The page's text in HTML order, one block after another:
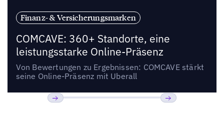
Finanz- & Versicherungsmarken
COMCAVE: 360+ Standorte, eine
leistungsstarke Online-Präsenz
Von Bewertungen zu Ergebnissen: COMCAVE stärkt
seine Online-Präsenz mit Uberall